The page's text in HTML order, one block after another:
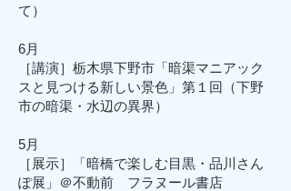
て）
6月
［講演］栃木県下野市「暗渠マニアック
スと見つける新しい景色」第１回（下野
市の暗渠・水辺の異界）
5月
［展示］「暗橋で楽しむ目黒・品川さん
ぽ展」＠不動前 フラヌール書店